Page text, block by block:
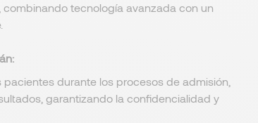
combinando tecnología avanzada con un
durante los procesos de admisión,
garantizando la confidencialidad y